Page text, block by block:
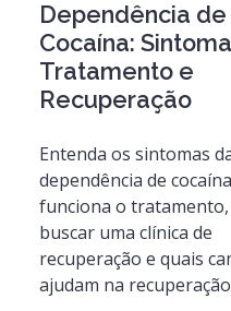
Dependência de
Cocaína:
Tratamento e
Recuperação
Entenda os sintomas
dependência de
funciona o
buscar uma clínica de
recuperação e quais
ajudam na